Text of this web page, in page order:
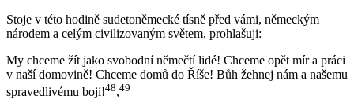
Stoje v této hodině sudetoněmecké tísně před vámi, německým
národem a celým civilizovaným světem, prohlašuji:
My chceme žít jako svobodní němečtí lidé! Chceme opět mír a práci
v naší domovině! Chceme domů do Říše! Bůh žehnej nám a našemu
spravedlivému boji!48,49